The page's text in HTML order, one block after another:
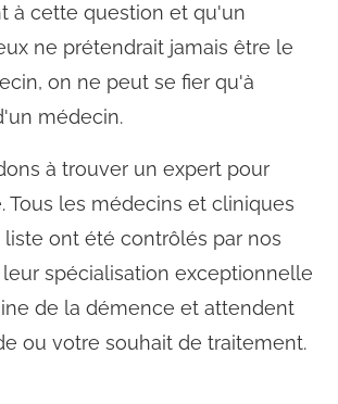
à cette question et qu'un
ne prétendrait jamais être le
on ne peut se fier qu'à
médecin.
à trouver un expert pour
Tous les médecins et cliniques
liste ont été contrôlés par nos
spécialisation exceptionnelle
de la démence et attendent
ou votre souhait de traitement.